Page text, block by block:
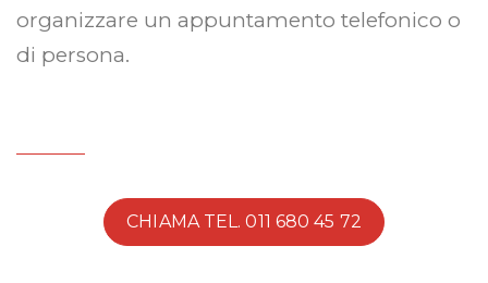
organizzare un appuntamento telefonico o
di persona.
CHIAMA TEL. 011 680 45 72